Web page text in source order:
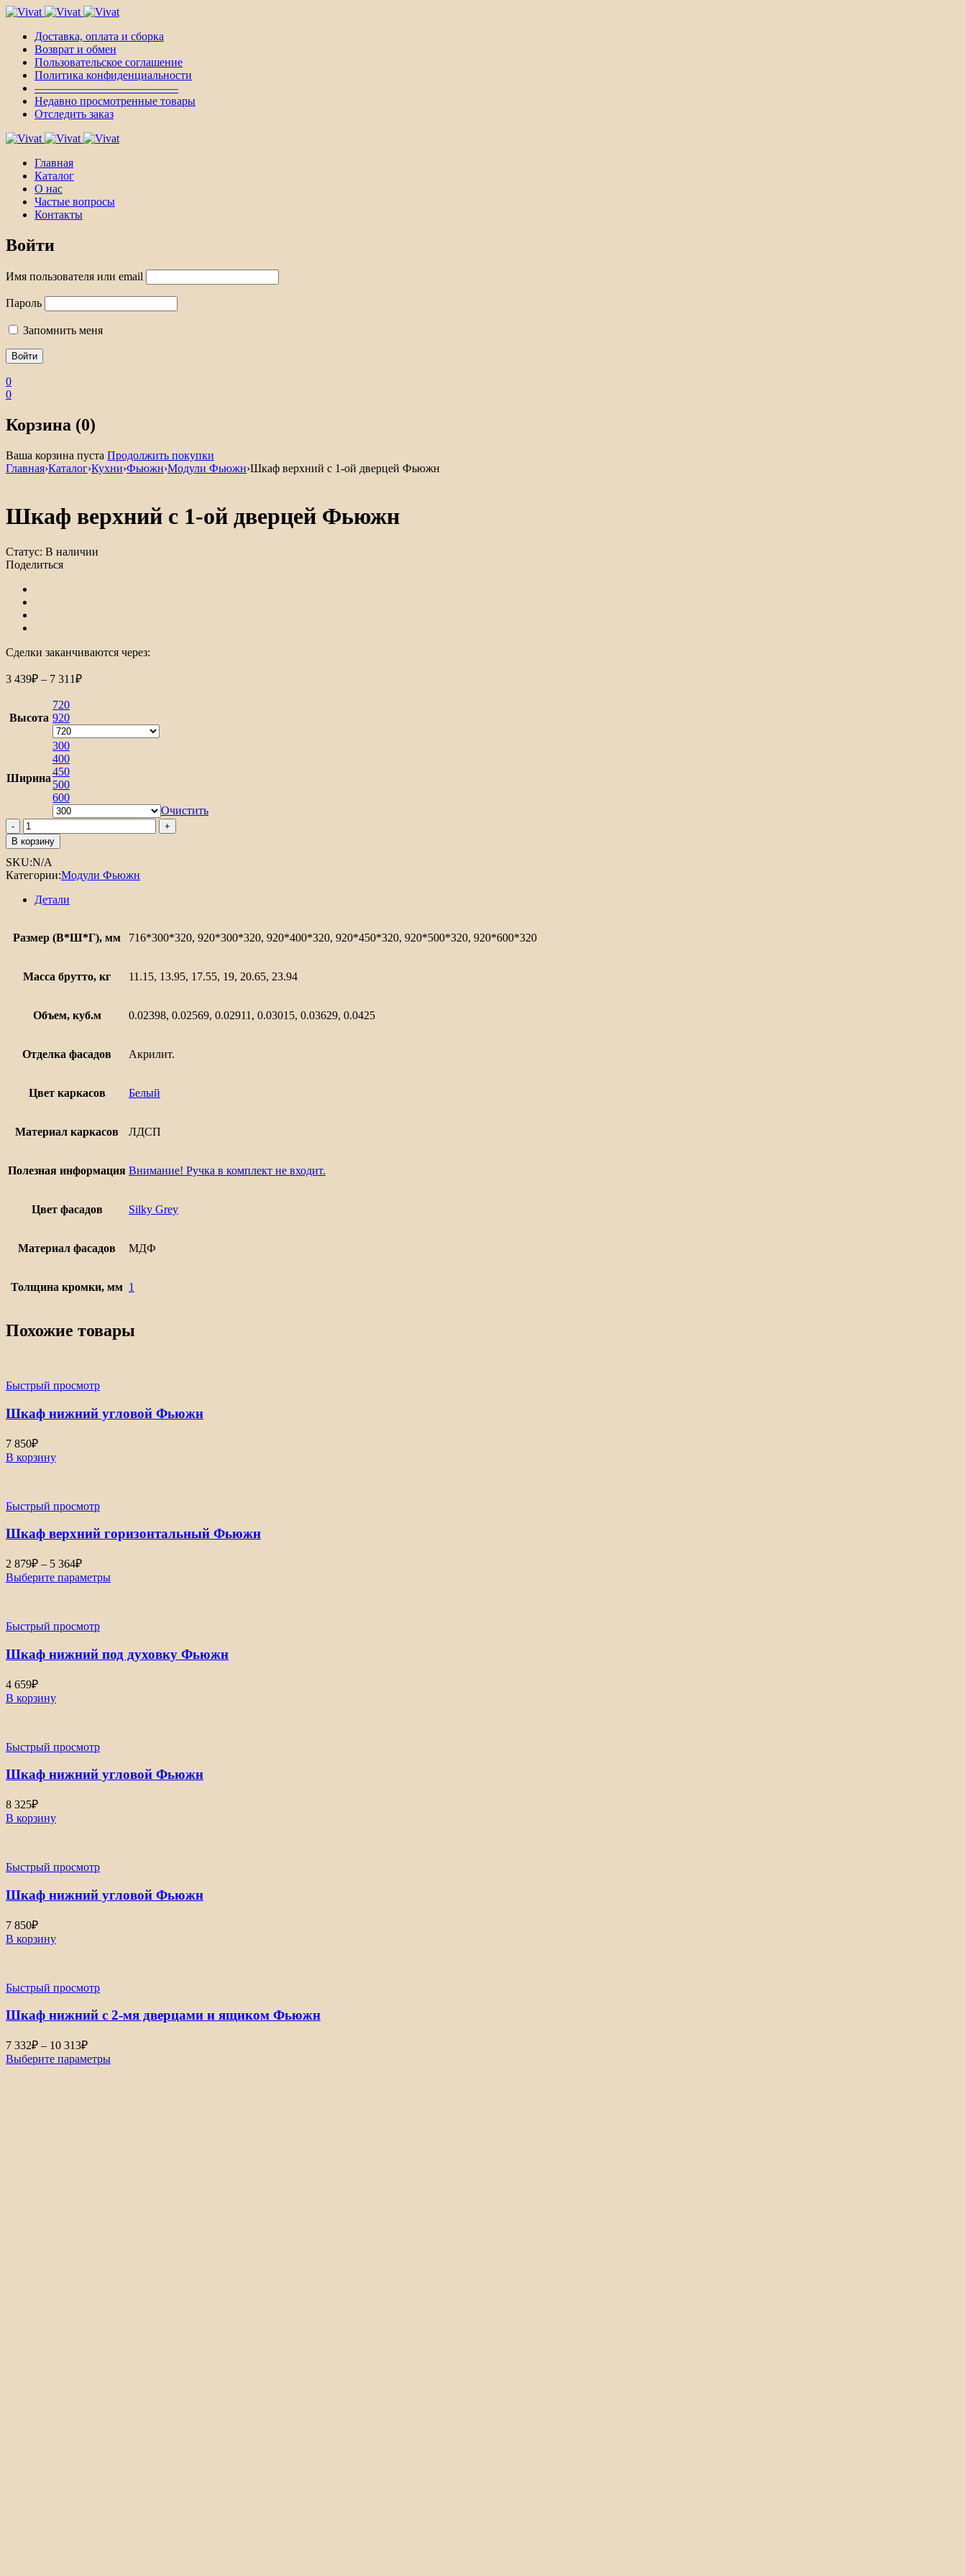
Доставка, оплата и сборка
Возврат и обмен
Пользовательское соглашение
Политика конфиденциальности
————————————–
Недавно просмотренные товары
Отследить заказ
Главная
Каталог
О нас
Частые вопросы
Контакты
Войти
Имя пользователя или email
Пароль
Запомнить меня
0
0
Корзина (0)
Ваша корзина пуста Продолжить покупки
Главная›Каталог›Кухни›Фьюжн›Модули Фьюжн›Шкаф верхний с 1-ой дверцей Фьюжн
Шкаф верхний с 1-ой дверцей Фьюжн
Статус: В наличии
Поделиться
Сделки заканчиваются через:
3 439₽ – 7 311₽Диапазон
Высота
720
920
Ширина
300
400
450
500
600
Очистить
Количество
товара
Шкаф
верхний
с
ой
В корзину
SKU:N/A
Категории:Модули Фьюжн
Детали
Размер (В*Ш*Г), мм 716*300*320, 920*300*320, 920*400*320, 920*450*320, 920*500*320, 920*600*320
Масса брутто, кг 11.15, 13.95, 17.55, 19, 20.65, 23.94
Объем, куб.м 0.02398, 0.02569, 0.02911, 0.03015, 0.03629, 0.0425
Отделка фасадов Акрилит.
Цвет каркасов Белый
Материал каркасов ЛДСП
Полезная информация Внимание! Ручка в комплект не входит.
Цвет фасадов Silky Grey
Материал фасадов МДФ
Толщина кромки, мм 1
Похожие товары
Быстрый просмотр
Шкаф нижний угловой Фьюжн
7 850₽
В корзину
Быстрый просмотр
Шкаф верхний горизонтальный Фьюжн
2 879₽ – 5 364₽Диапазон
цен:
2
5
Выберите параметры
Быстрый просмотр
Шкаф нижний под духовку Фьюжн
4 659₽
В корзину
Быстрый просмотр
Шкаф нижний угловой Фьюжн
8 325₽
В корзину
Быстрый просмотр
Шкаф нижний угловой Фьюжн
7 850₽
В корзину
Быстрый просмотр
Шкаф нижний с 2-мя дверцами и ящиком Фьюжн
7 332₽ – 10 313₽Диапазон
цен:
7
Выберите параметры